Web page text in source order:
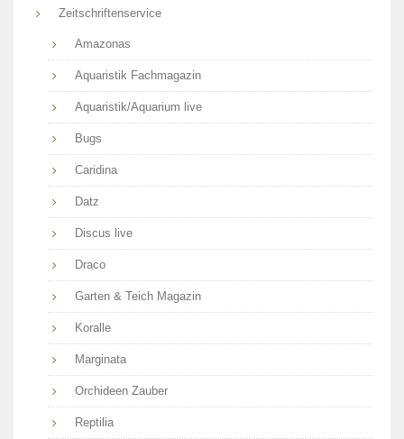
Zeitschriftenservice
Amazonas
Aquaristik Fachmagazin
Aquaristik/Aquarium live
Bugs
Caridina
Datz
Discus live
Draco
Garten & Teich Magazin
Koralle
Marginata
Orchideen Zauber
Reptilia